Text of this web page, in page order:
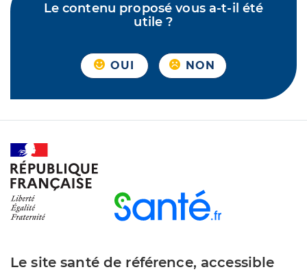
Le contenu proposé vous a-t-il été
utile ?
OUI NON
Le site santé de référence, accessible